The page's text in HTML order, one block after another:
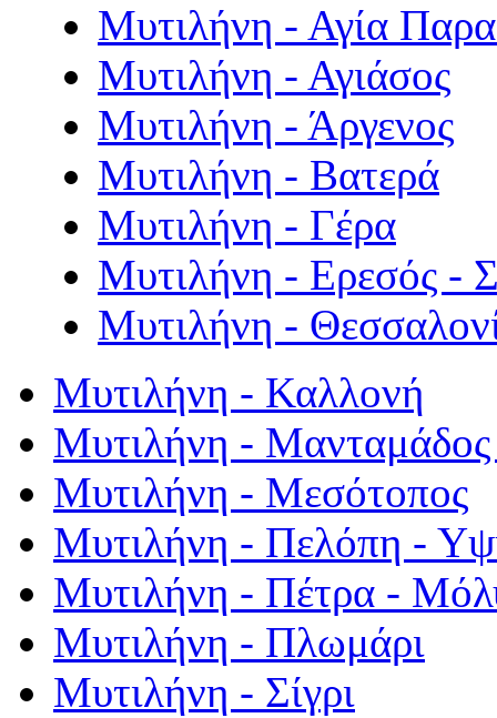
Μυτιλήνη - Αγία
Μυτιλήνη - Αγιάσος
Μυτιλήνη - Άργενος
Μυτιλήνη - Βατερά
Μυτιλήνη - Γέρα
Μυτιλήνη - Ερεσός -
Μυτιλήνη -
Μυτιλήνη - Καλλονή
Μυτιλήνη - Μανταμάδος
Μυτιλήνη - Μεσότοπος
Μυτιλήνη - Πελόπη -
Μυτιλήνη - Πέτρα -
Μυτιλήνη - Πλωμάρι
Μυτιλήνη - Σίγρι